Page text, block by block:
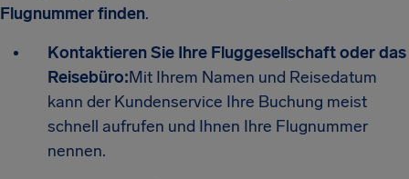
Flugnummer finden.
Kontaktieren Sie Ihre Fluggesellschaft oder das
Reisebüro:Mit Ihrem Namen und Reisedatum
kann der Kundenservice Ihre Buchung meist
schnell aufrufen und Ihnen Ihre Flugnummer
nennen.